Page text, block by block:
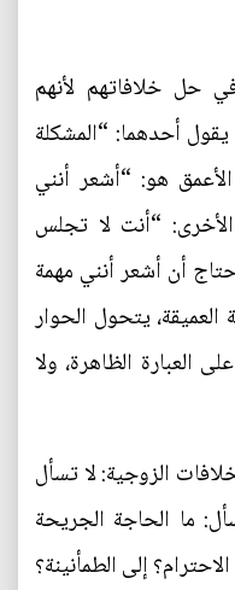
حل خلافاتهم لأنهم
أحدهما: “المشكلة
هو: “أشعر أنني
“أنت لا تجلس
أن أشعر أنني مهمة
يتحول الحوار
الظاهرة، ولا
الزوجية: لا تسأل
ما الحاجة الجريحة
إلى الطمأنينة؟